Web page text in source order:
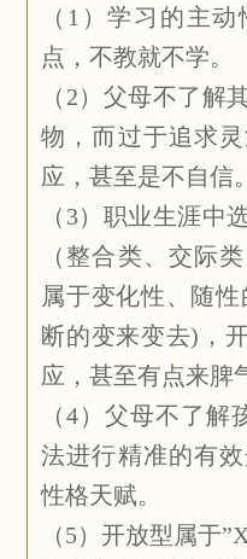
（1）学习的主
点，不教就不学。
（2）父母不了解
物，而过于追求
应，甚至是不自信。
（3）职业生涯中
（整合类、交际
属于变化性、随
断的变来变去)，
应，甚至有点来脾
（4）父母不了解
法进行精准的有
性格天赋。
（5）开放型属于